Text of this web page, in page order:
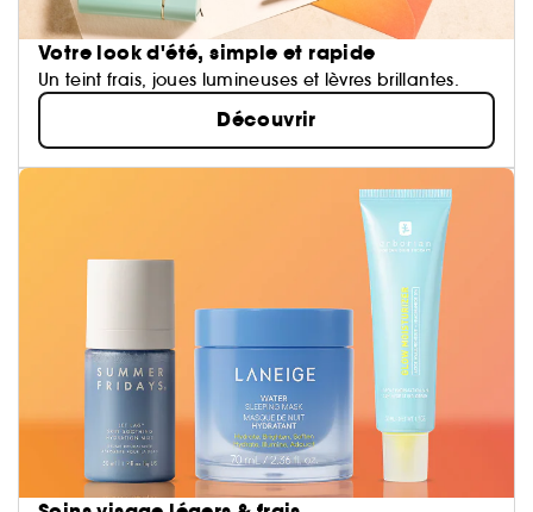
Votre look d'été, simple et rapide
Un teint frais, joues lumineuses et lèvres brillantes.
Découvrir